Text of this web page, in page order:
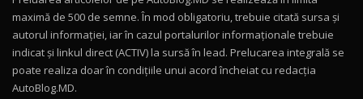
Mercedes-AMG E 53 HYBRID 4MATIC+ / Test
Drive AutoBlog.MD
16:27
11
Noul Volvo ES90 / Test Drive AutoBlog.MD
maximă de 500 de semne. În mod obligatoriu, trebuie citată sursa și
autorul informației, iar în cazul portalurilor informaționale trebuie
indicat și linkul direct (ACTIV) la sursă în lead. Prelucarea integrală se
poate realiza doar în condițiile unui acord încheiat cu redacţia
AutoBlog.MD.